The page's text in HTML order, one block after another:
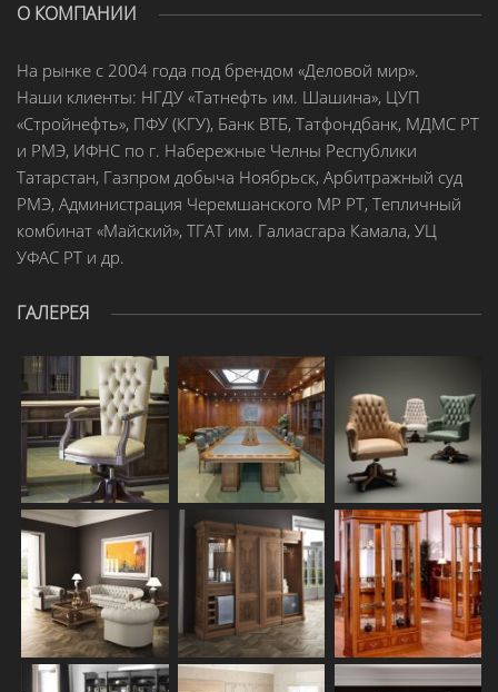
О КОМПАНИИ
На рынке с 2004 года под брендом «Деловой мир».
Наши клиенты: НГДУ «Татнефть им. Шашина», ЦУП
«Стройнефть», ПФУ (КГУ), Банк ВТБ, Татфондбанк, МДМС РТ
и РМЭ, ИФНС по г. Набережные Челны Республики
Татарстан, Газпром добыча Ноябрьск, Арбитражный суд
РМЭ, Администрация Черемшанского МР РТ, Тепличный
комбинат «Майский», ТГАТ им. Галиасгара Камала, УЦ
УФАС РТ и др.
ГАЛЕРЕЯ